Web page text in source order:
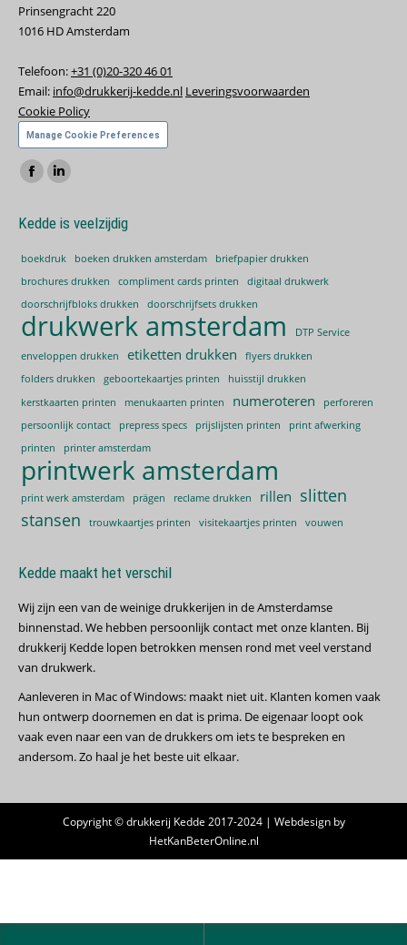
Prinsengracht 220
1016 HD Amsterdam
Telefoon:+31 (0)20-320 46 01
Email: info@drukkerij-kedde.nl Leveringsvoorwaarden
Cookie Policy
Manage Cookie Preferences
Vind ons op:
Facebook
opens
in
new
window
Linkedin
opens
in
new
window
Kedde is veelzijdig
boekdruk boeken drukken amsterdam
briefpapier drukken
brochures drukken
compliment cards printen
digitaal drukwerk
doorschrijfbloks drukken
doorschrijfsets drukken
drukwerk amsterdam
DTP Service
enveloppen drukken
etiketten drukken
flyers drukken
folders drukken
geboortekaartjes printen
huisstijl drukken
kerstkaarten printen
menukaarten printen numeroteren
perforeren
persoonlijk contact
prepress specs prijslijsten printen
print afwerking
printen
printer amsterdam
printwerk amsterdam
print werk amsterdam prägen reclame drukken rillen slitten
stansen
trouwkaartjes printen visitekaartjes printen vouwen
Kedde maakt het verschil
Wij zijn een van de weinige drukkerijen in de Amsterdamse
binnenstad. We hebben persoonlijk contact met onze klanten. Bij
drukkerij Kedde lopen betrokken mensen rond met veel verstand
van drukwerk.
Aanleveren in Mac of Windows: maakt niet uit. Klanten komen vaak
hun ontwerp doornemen en dat is prima. De eigenaar loopt ook
vaak even naar een van de drukkers om iets te bespreken en
andersom. Zo haal je het beste uit elkaar.
Copyright © drukkerij Kedde 2017-2024 | Webdesign by
HetKanBeterOnline.nl